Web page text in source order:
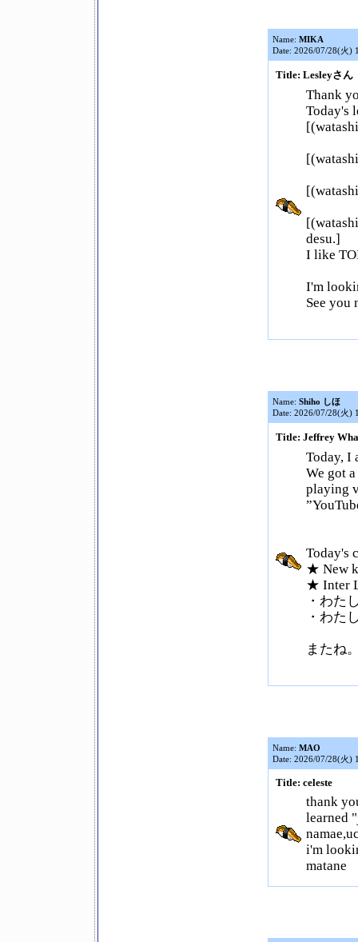
Name: MIKA
Date: 2026/07/28(火)
Title: Lesleyさん
Thank
Today's
desu.]
I like
I'm
See you
Name: Shiho しほ
Date: 2026/07/28(火)
Title: Jeffrey
Today, I
We got
playing
Today's
★ New
★ Inter
・わた
・わた
またね
Name: MAO
Date: 2026/07/28(火)
Title: celeste
thank
learned
i'm
matane